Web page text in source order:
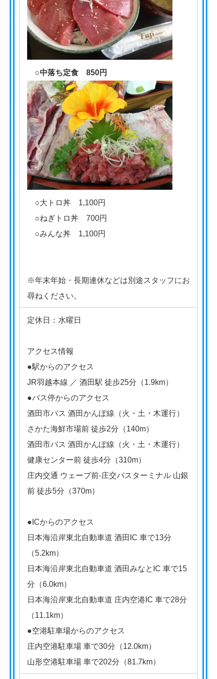
○中落ち定食 850円
○大トロ丼 1,100円
○ねぎトロ丼 700円
○みんな丼 1,100円
※年末年始・長期連休などは別途スタッフにお
尋ねください。
定休日：水曜日
アクセス情報
●駅からのアクセス
JR羽越本線 ／ 酒田駅 徒歩25分（1.9km）
●バス停からのアクセス
酒田市バス 酒田かんぽ線（火・土・木運行）
さかた海鮮市場前 徒歩2分（140m）
酒田市バス 酒田かんぽ線（火・土・木運行）
健康センター前 徒歩4分（310m）
庄内交通 ウェーブ前-庄交バスターミナル 山銀
前 徒歩5分（370m）
●ICからのアクセス
日本海沿岸東北自動車道 酒田IC 車で13分
（5.2km）
日本海沿岸東北自動車道 酒田みなとIC 車で15
分（6.0km）
日本海沿岸東北自動車道 庄内空港IC 車で28分
（11.1km）
●空港駐車場からのアクセス
庄内空港駐車場 車で30分（12.0km）
山形空港駐車場 車で202分（81.7km）